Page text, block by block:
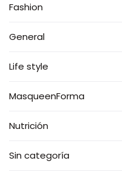
Fashion
General
Life style
MasqueenForma
Nutrición
Sin categoría